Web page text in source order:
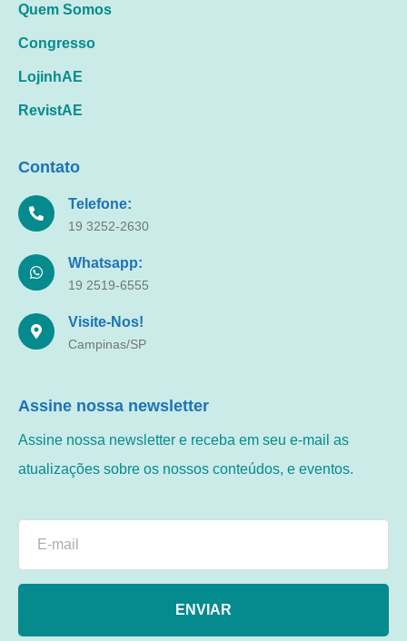
Quem Somos
Congresso
LojinhAE
RevistAE
Contato
Telefone:
19 3252-2630
Whatsapp:
19 2519-6555
Visite-Nos!
Campinas/SP
Assine nossa newsletter
Assine nossa newsletter e receba em seu e-mail as
atualizações sobre os nossos conteúdos, e eventos.
ENVIAR